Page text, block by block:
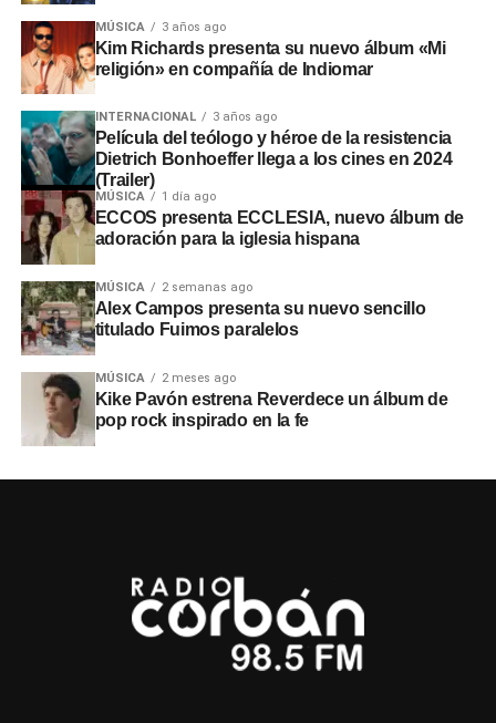
MÚSICA 3 años ago
Kim Richards presenta su nuevo álbum «Mi
religión» en compañía de Indiomar
INTERNACIONAL 3 años ago
Película del teólogo y héroe de la resistencia
Dietrich Bonhoeffer llega a los cines en 2024
(Trailer)
MÚSICA 1 día ago
ECCOS presenta ECCLESIA, nuevo álbum de
adoración para la iglesia hispana
MÚSICA 2 semanas ago
Alex Campos presenta su nuevo sencillo
titulado Fuimos paralelos
MÚSICA 2 meses ago
Kike Pavón estrena Reverdece un álbum de
pop rock inspirado en la fe